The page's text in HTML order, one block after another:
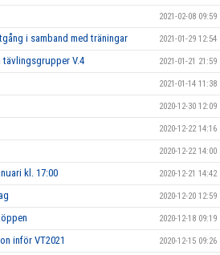
2021-02-08 09:59
i samband med träningar 2021-01-29 12:54
V.4 2021-01-21 21:59
2021-01-14 11:38
2020-12-30 12:09
2020-12-22 14:16
2020-12-22 14:00
kl. 17:00 2020-12-21 14:42
2020-12-20 12:59
2020-12-18 09:19
inför VT2021 2020-12-15 09:26